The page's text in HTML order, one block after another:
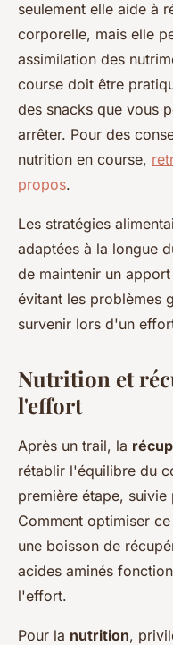
seulement elle aide à
corporelle, mais elle
assimilation des
course doit être
des snacks que vous
arrêter. Pour des
nutrition en course,
propos.
Les stratégies
adaptées à la longue
de maintenir un
évitant les problèmes
survenir lors d'un
Nutrition et
l'effort
Après un trail, la
rétablir l'équilibre du
première étape,
Comment optimiser
une boisson de
acides aminés
l'effort.
Pour la nutrition,